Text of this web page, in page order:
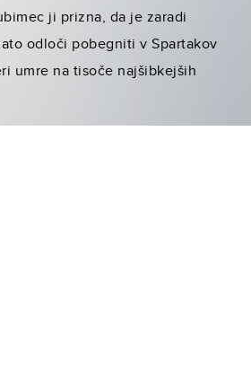
ji prizna, da je zaradi
odloči pobegniti v Spartakov
umre na tisoče najšibkejših